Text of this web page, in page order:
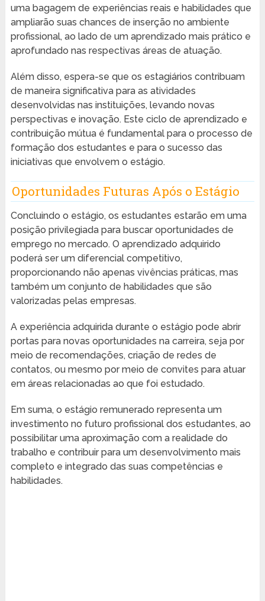
uma bagagem de experiências reais e habilidades que
ampliarão suas chances de inserção no ambiente
profissional, ao lado de um aprendizado mais prático e
aprofundado nas respectivas áreas de atuação.
Além disso, espera-se que os estagiários contribuam
de maneira significativa para as atividades
desenvolvidas nas instituições, levando novas
perspectivas e inovação. Este ciclo de aprendizado e
contribuição mútua é fundamental para o processo de
formação dos estudantes e para o sucesso das
iniciativas que envolvem o estágio.
Oportunidades Futuras Após o Estágio
Concluindo o estágio, os estudantes estarão em uma
posição privilegiada para buscar oportunidades de
emprego no mercado. O aprendizado adquirido
poderá ser um diferencial competitivo,
proporcionando não apenas vivências práticas, mas
também um conjunto de habilidades que são
valorizadas pelas empresas.
A experiência adquirida durante o estágio pode abrir
portas para novas oportunidades na carreira, seja por
meio de recomendações, criação de redes de
contatos, ou mesmo por meio de convites para atuar
em áreas relacionadas ao que foi estudado.
Em suma, o estágio remunerado representa um
investimento no futuro profissional dos estudantes, ao
possibilitar uma aproximação com a realidade do
trabalho e contribuir para um desenvolvimento mais
completo e integrado das suas competências e
habilidades.